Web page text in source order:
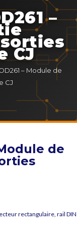
–
CJ
– Module de
CJ
de
rectangulaire, rail DIN